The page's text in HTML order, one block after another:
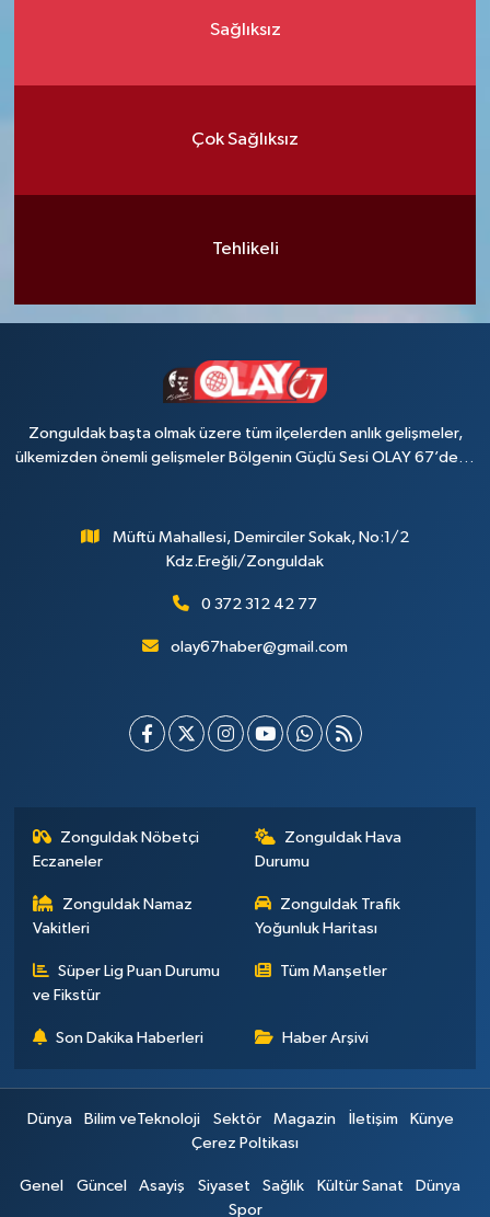
Sağlıksız
Çok Sağlıksız
Tehlikeli
Zonguldak başta olmak üzere tüm ilçelerden anlık gelişmeler,
ülkemizden önemli gelişmeler Bölgenin Güçlü Sesi OLAY 67’de…
Müftü Mahallesi, Demirciler Sokak, No:1/2
Kdz.Ereğli/Zonguldak
0 372 312 42 77
olay67haber@gmail.com
Zonguldak Nöbetçi
Eczaneler
Zonguldak Hava
Durumu
Zonguldak Namaz
Vakitleri
Zonguldak Trafik
Yoğunluk Haritası
Süper Lig Puan Durumu
ve Fikstür
Tüm Manşetler
Son Dakika Haberleri Haber Arşivi
Dünya Bilim veTeknoloji Sektör Magazin İletişim
Künye
Çerez Poltikası
Genel Güncel Asayiş Siyaset Sağlık Kültür Sanat
Dünya
Spor